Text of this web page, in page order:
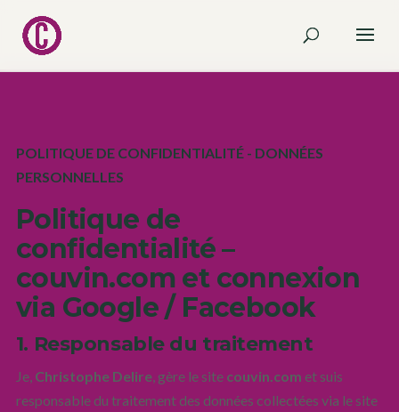
POLITIQUE DE CONFIDENTIALITÉ - DONNÉES
PERSONNELLES
Politique de
confidentialité –
couvin.com et connexion
via Google / Facebook
1. Responsable du traitement
Je, Christophe Delire, gère le site couvin.com et suis
responsable du traitement des données collectées via le site